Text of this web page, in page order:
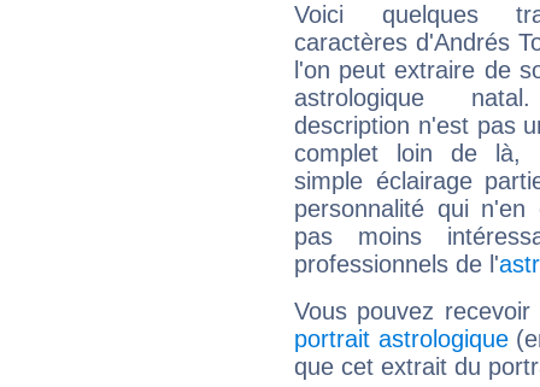
Voici quelques
caractères d'Andrés
l'on peut extraire de
astrologique
description n'est pas
complet loin de là,
simple éclairage
personnalité qui n'en
pas moins
professionnels de l'
Vous pouvez
portrait astrologique
que cet extrait du